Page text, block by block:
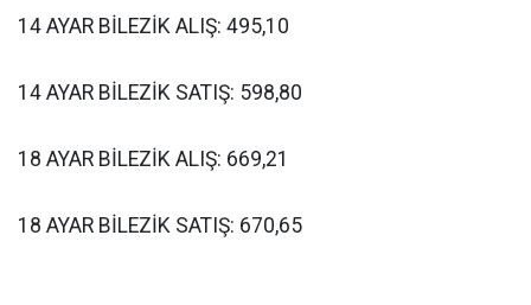
14 AYAR BİLEZİK ALIŞ: 495,10
14 AYAR BİLEZİK SATIŞ: 598,80
18 AYAR BİLEZİK ALIŞ: 669,21
18 AYAR BİLEZİK SATIŞ: 670,65